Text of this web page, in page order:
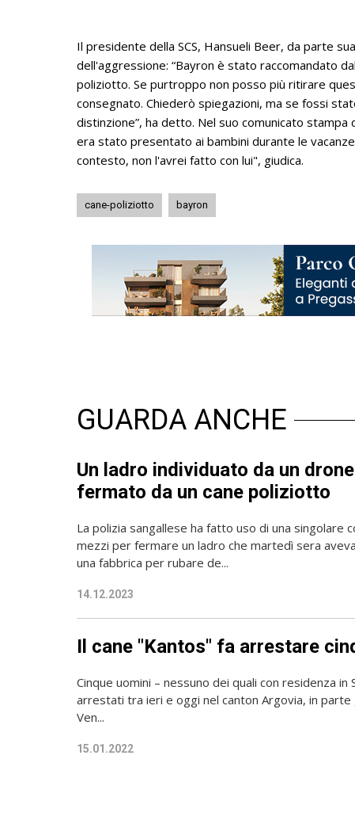
Il presidente della SCS, Hansueli Beer, da parte
dell'aggressione: “Bayron è stato raccomandato
poliziotto. Se purtroppo non posso più ritirare
consegnato. Chiederò spiegazioni, ma se fossi
distinzione”, ha detto. Nel suo comunicato
era stato presentato ai bambini durante le
contesto, non l'avrei fatto con lui", giudica.
cane-poliziotto bayron
GUARDA ANCHE
Un ladro individuato da un
fermato da un cane poliziotto
La polizia sangallese ha fatto uso di una singolare
mezzi per fermare un ladro che martedì sera
una fabbrica per rubare de...
14.12.2023
Il cane "Kantos" fa arrestare
Cinque uomini – nessuno dei quali con residenza in
arrestati tra ieri e oggi nel canton Argovia, in parte
Ven...
15.01.2022